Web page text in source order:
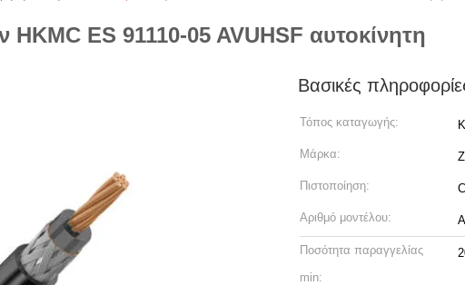
ES 91110-05 AVUHSF αυτοκίνητη
Βασικές
Τόπος καταγωγής:
Μάρκα:
Πιστοποίηση:
Αριθμό μοντέλου:
Ποσότητα παραγγελίας
min: